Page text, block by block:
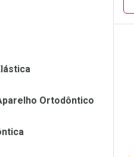
Ortodôntico